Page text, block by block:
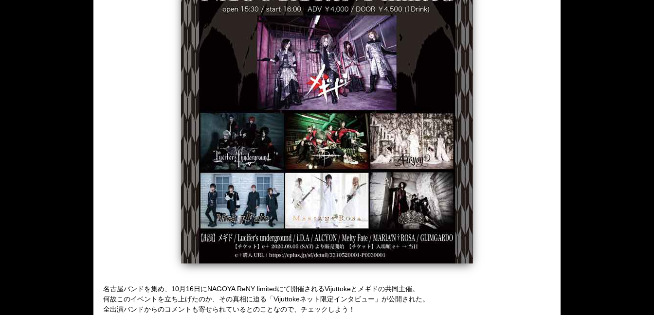
名古屋バンドを集め、10月16日にNAGOYA ReNY limitedにて開催されるVijuttokeとメギドの共同主催。
何故このイベントを立ち上げたのか、その真相に迫る「Vijuttokeネット限定インタビュー」が公開された。
全出演バンドからのコメントも寄せられているとのことなので、チェックしよう！